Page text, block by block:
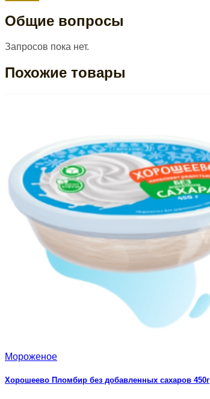
Общие вопросы
Запросов пока нет.
Похожие товары
Мороженое
Хорошеево Пломбир без добавленных сахаров 450г